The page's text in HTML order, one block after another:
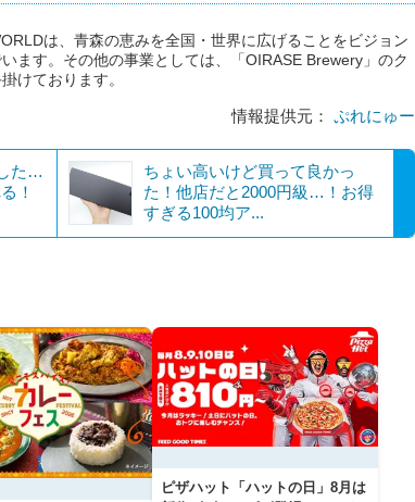
は、青森の恵みを全国・世界に広げることをビジョン
ます。その他の事業としては、「OIRASE Brewery」のク
けております。
情報提供元： ぷれにゅー
た…
！
ちょい高いけど買って良かっ
た！他店だと2000円級…！お得
すぎる100均ア...
ピザハット「ハットの日」8月は